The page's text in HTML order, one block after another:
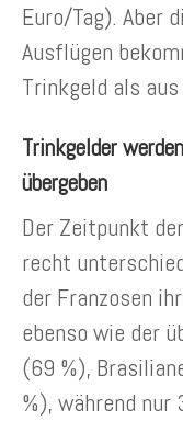
Euro/Tag). Aber
Ausflügen
Trinkgeld als
Trinkgelder
übergeben
Der Zeitpunkt
recht
der Franzosen
ebenso wie der
(69 %),
%), während nur